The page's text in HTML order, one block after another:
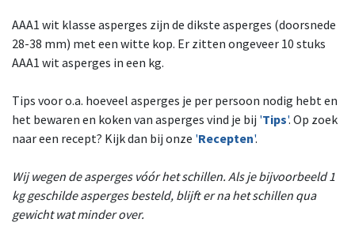
AAA1 wit klasse asperges zijn de dikste asperges (doorsnede
28-38 mm) met een witte kop. Er zitten ongeveer 10 stuks
AAA1 wit asperges in een kg.
Tips voor o.a. hoeveel asperges je per persoon nodig hebt en
het bewaren en koken van asperges vind je bij 'Tips'. Op zoek
naar een recept? Kijk dan bij onze 'Recepten'.
Wij wegen de asperges vóór het schillen. Als je bijvoorbeeld 1
kg geschilde asperges besteld, blijft er na het schillen qua
gewicht wat minder over.